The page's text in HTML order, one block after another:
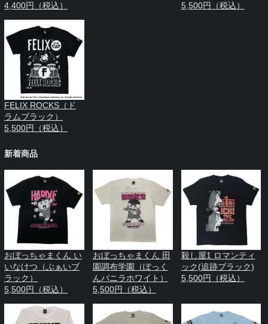
4,400円（税込）
5,500円（税込）
FELIX ROCKS（ド
ラムブラック）
5,500円（税込）
新着商品
おぼっちゃまくん い
いなけつ（ぶぁいブ
ラック）
5,500円（税込）
おぼっちゃまくん 田
園調布学園（ぽっく
んバニラホワイト）
5,500円（税込）
殺し屋1 ロマンティ
ック(追跡ブラック)
5,500円（税込）